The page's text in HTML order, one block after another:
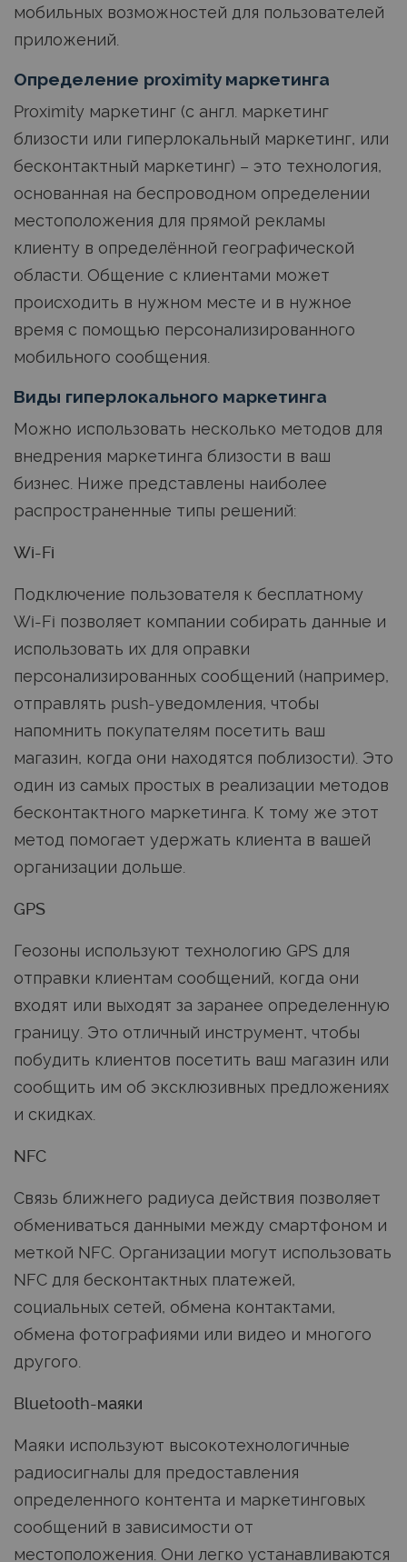
мобильных возможностей для пользователей
приложений.
Определение proximity маркетинга
Proximity маркетинг (с англ. маркетинг
близости или гиперлокальный маркетинг, или
бесконтактный маркетинг) – это технология,
основанная на беспроводном определении
местоположения для прямой рекламы
клиенту в определённой географической
области. Общение с клиентами может
происходить в нужном месте и в нужное
время с помощью персонализированного
мобильного сообщения.
Виды гиперлокального маркетинга
Можно использовать несколько методов для
внедрения маркетинга близости в ваш
бизнес. Ниже представлены наиболее
распространенные типы решений:
Wi-Fi
Подключение пользователя к бесплатному
Wi-Fi позволяет компании собирать данные и
использовать их для оправки
персонализированных сообщений (например,
отправлять push-уведомления, чтобы
напомнить покупателям посетить ваш
магазин, когда они находятся поблизости). Это
один из самых простых в реализации методов
бесконтактного маркетинга. К тому же этот
метод помогает удержать клиента в вашей
организации дольше.
GPS
Геозоны используют технологию GPS для
отправки клиентам сообщений, когда они
входят или выходят за заранее определенную
границу. Это отличный инструмент, чтобы
побудить клиентов посетить ваш магазин или
сообщить им об эксклюзивных предложениях
и скидках.
NFC
Связь ближнего радиуса действия позволяет
обмениваться данными между смартфоном и
меткой NFC. Организации могут использовать
NFC для бесконтактных платежей,
социальных сетей, обмена контактами,
обмена фотографиями или видео и многого
другого.
Bluetooth-маяки
Маяки используют высокотехнологичные
радиосигналы для предоставления
определенного контента и маркетинговых
сообщений в зависимости от
местоположения. Они легко устанавливаются